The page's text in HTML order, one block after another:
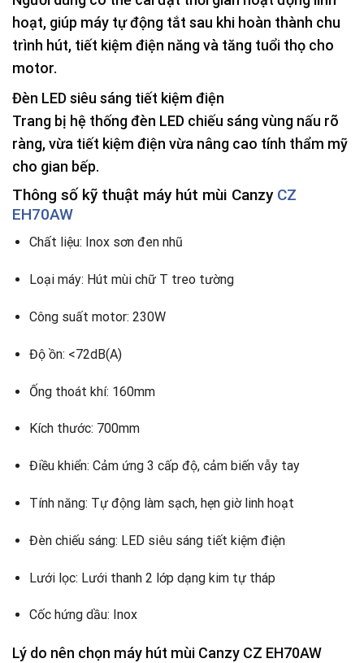
hoạt, giúp máy tự động tắt sau khi hoàn thành chu
trình hút, tiết kiệm điện năng và tăng tuổi thọ cho
motor.
Đèn LED siêu sáng tiết kiệm điện
Trang bị hệ thốngđèn LED chiếu sáng vùng nấu rõ
ràng, vừa tiết kiệm điện vừa nâng cao tính thẩm mỹ
cho gian bếp.
Thông số kỹ thuật máy hút mùi Canzy CZ
EH70AW
Chất liệu: Inox sơn đen nhũ
Loại máy: Hút mùi chữ T treo tường
Công suất motor: 230W
Độ ồn: <72dB(A)
Ống thoát khí: 160mm
Kích thước: 700mm
Điều khiển: Cảm ứng 3 cấp độ, cảm biến vẫy tay
Tính năng: Tự động làm sạch, hẹn giờ linh hoạt
Đèn chiếu sáng: LED siêu sáng tiết kiệm điện
Lưới lọc: Lưới thanh 2 lớp dạng kim tự tháp
Cốc hứng dầu: Inox
Lý do nên chọn máy hút mùi Canzy CZ EH70AW